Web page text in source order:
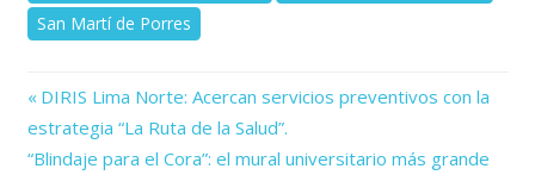
San Martí de Porres
Navegación
de
Previous
Post:
DIRIS Lima Norte: Acercan servicios preventivos con la
estrategia “La Ruta de la Salud”.
Next
“Blindaje para el Cora”: el mural universitario más grande